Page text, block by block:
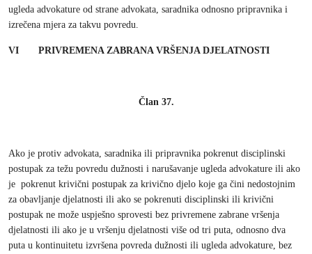
ugleda advokature od strane advokata, saradnika odnosno pripravnika i
izrečena mjera za takvu povredu.
VI PRIVREMENA ZABRANA VRŠENJA DJELATNOSTI
Član 37.
Ako je protiv advokata, saradnika ili pripravnika pokrenut disciplinski
postupak za težu povredu dužnosti i narušavanje ugleda advokature ili ako
je pokrenut krivični postupak za krivično djelo koje ga čini nedostojnim
za obavljanje djelatnosti ili ako se pokrenuti disciplinski ili krivični
postupak ne može uspješno sprovesti bez privremene zabrane vršenja
djelatnosti ili ako je u vršenju djelatnosti više od tri puta, odnosno dva
puta u kontinuitetu izvršena povreda dužnosti ili ugleda advokature, bez